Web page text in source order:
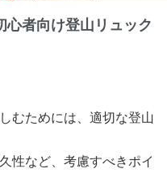
者向け登山リュック
むためには、適切な登山
性など、考慮すべきポイ